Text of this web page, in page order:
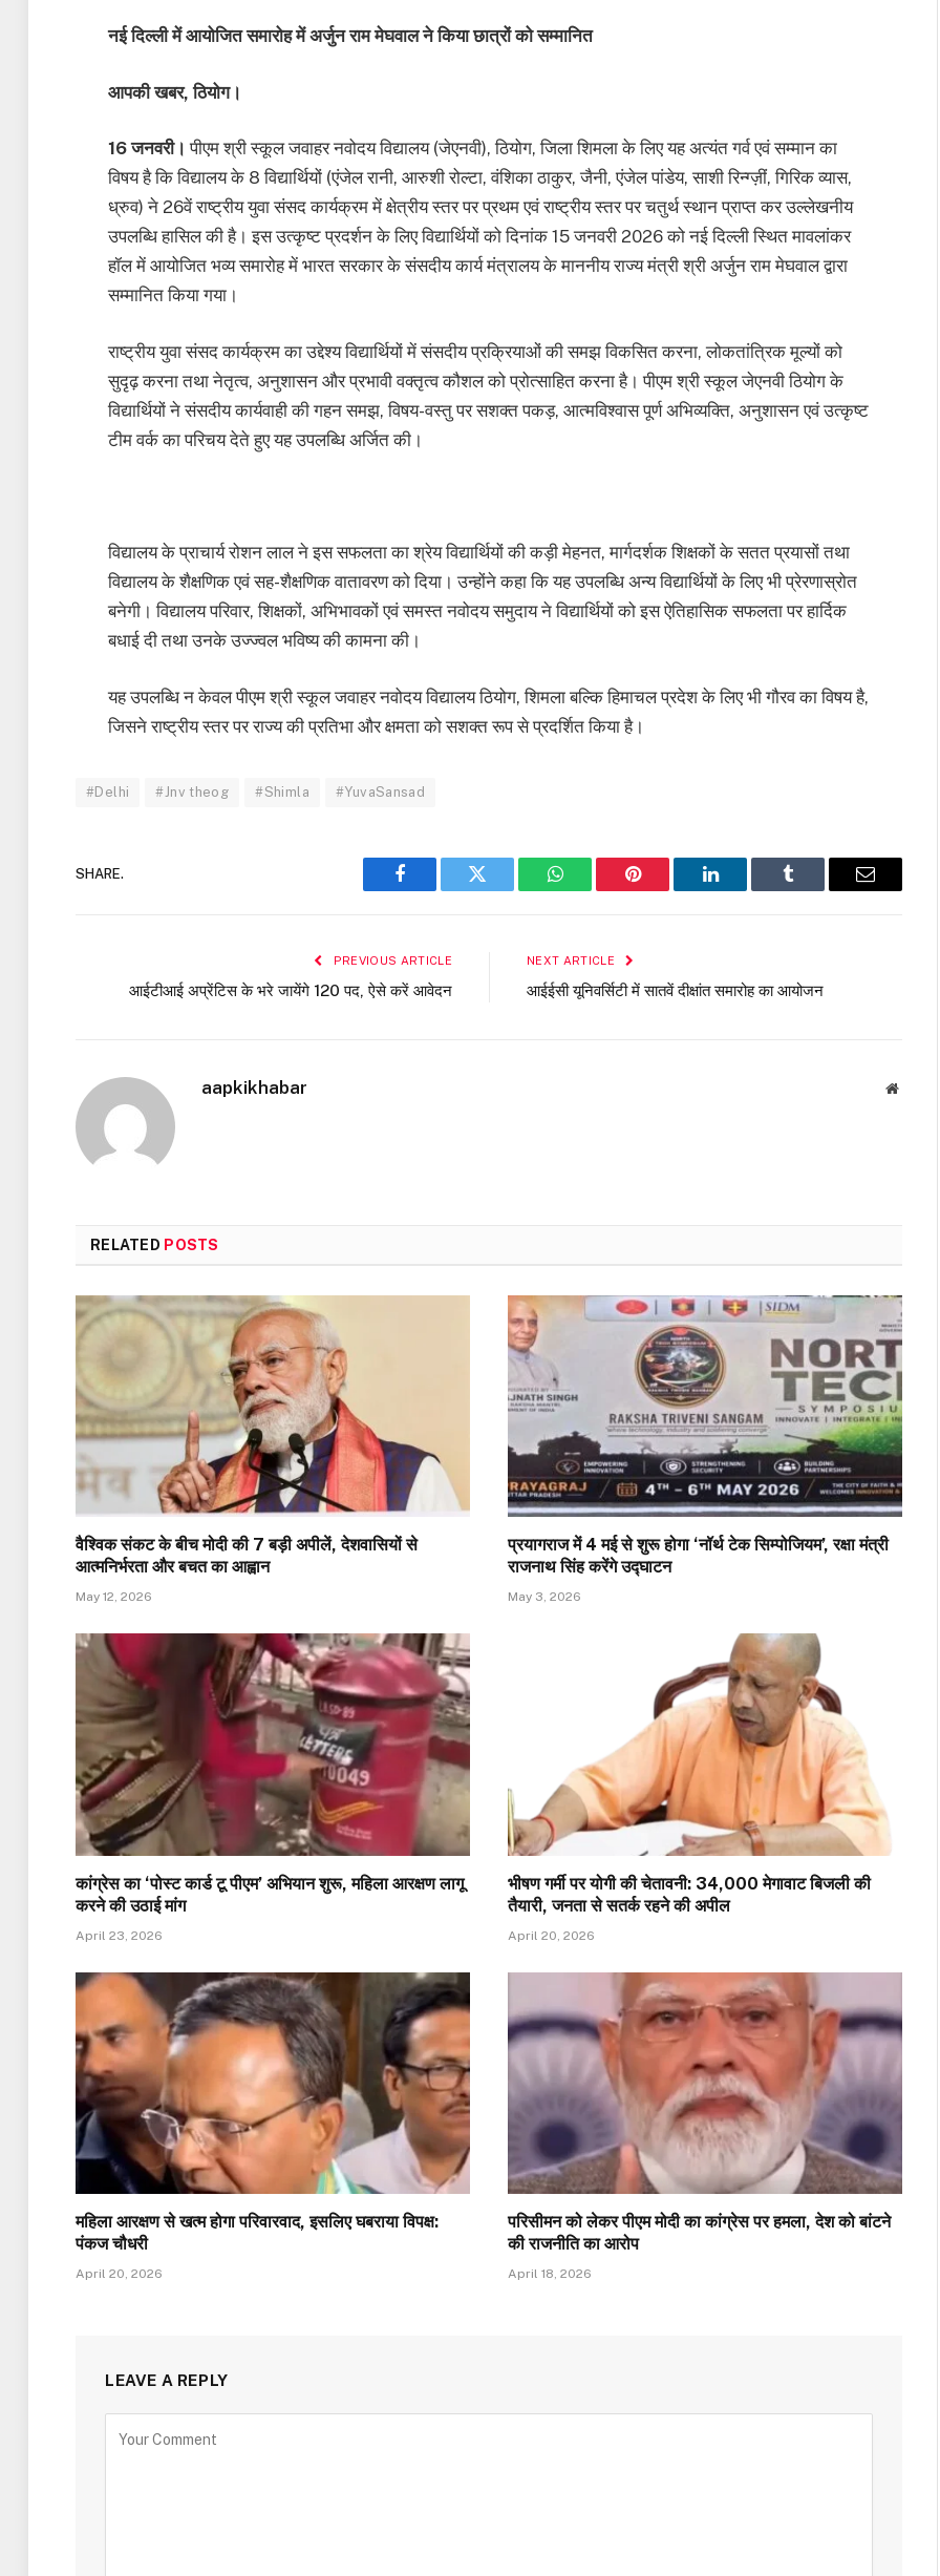
नई दिल्ली में आयोजित समारोह में अर्जुन राम मेघवाल ने किया छात्रों को सम्मानित
आपकी खबर, ठियोग।
16 जनवरी। पीएम श्री स्कूल जवाहर नवोदय विद्यालय (जेएनवी), ठियोग, जिला शिमला के लिए यह अत्यंत गर्व एवं सम्मान का
विषय है कि विद्यालय के 8 विद्यार्थियों (एंजेल रानी, आरुशी रोल्टा, वंशिका ठाकुर, जैनी, एंजेल पांडेय, साशी रिन्ग्ज़ीं, गिरिक व्यास,
ध्रुव) ने 26वें राष्ट्रीय युवा संसद कार्यक्रम में क्षेत्रीय स्तर पर प्रथम एवं राष्ट्रीय स्तर पर चतुर्थ स्थान प्राप्त कर उल्लेखनीय
उपलब्धि हासिल की है। इस उत्कृष्ट प्रदर्शन के लिए विद्यार्थियों को दिनांक 15 जनवरी 2026 को नई दिल्ली स्थित मावलांकर
हॉल में आयोजित भव्य समारोह में भारत सरकार के संसदीय कार्य मंत्रालय के माननीय राज्य मंत्री श्री अर्जुन राम मेघवाल द्वारा
सम्मानित किया गया।
राष्ट्रीय युवा संसद कार्यक्रम का उद्देश्य विद्यार्थियों में संसदीय प्रक्रियाओं की समझ विकसित करना, लोकतांत्रिक मूल्यों को
सुदृढ़ करना तथा नेतृत्व, अनुशासन और प्रभावी वक्तृत्व कौशल को प्रोत्साहित करना है। पीएम श्री स्कूल जेएनवी ठियोग के
विद्यार्थियों ने संसदीय कार्यवाही की गहन समझ, विषय-वस्तु पर सशक्त पकड़, आत्मविश्वास पूर्ण अभिव्यक्ति, अनुशासन एवं उत्कृष्ट
टीम वर्क का परिचय देते हुए यह उपलब्धि अर्जित की।
विद्यालय के प्राचार्य रोशन लाल ने इस सफलता का श्रेय विद्यार्थियों की कड़ी मेहनत, मार्गदर्शक शिक्षकों के सतत प्रयासों तथा
विद्यालय के शैक्षणिक एवं सह-शैक्षणिक वातावरण को दिया। उन्होंने कहा कि यह उपलब्धि अन्य विद्यार्थियों के लिए भी प्रेरणास्रोत
बनेगी। विद्यालय परिवार, शिक्षकों, अभिभावकों एवं समस्त नवोदय समुदाय ने विद्यार्थियों को इस ऐतिहासिक सफलता पर हार्दिक
बधाई दी तथा उनके उज्ज्वल भविष्य की कामना की।
यह उपलब्धि न केवल पीएम श्री स्कूल जवाहर नवोदय विद्यालय ठियोग, शिमला बल्कि हिमाचल प्रदेश के लिए भी गौरव का विषय है,
जिसने राष्ट्रीय स्तर पर राज्य की प्रतिभा और क्षमता को सशक्त रूप से प्रदर्शित किया है।
#Delhi #Jnv theog #Shimla #YuvaSansad
SHARE.
Facebook Twitter WhatsAppPinterest LinkedIn Tumblr Email
PREVIOUS ARTICLE
आईटीआई अप्रेंटिस के भरे जायेंगे 120 पद, ऐसे करें आवेदन
NEXT ARTICLE
आईईसी यूनिवर्सिटी में सातवें दीक्षांत समारोह का आयोजन
aapkikhabar
RELATED POSTS
वैश्विक संकट के बीच मोदी की 7 बड़ी अपीलें, देशवासियों से
आत्मनिर्भरता और बचत का आह्वान
May 12, 2026
प्रयागराज में 4 मई से शुरू होगा ‘नॉर्थ टेक सिम्पोजियम’, रक्षा मंत्री
राजनाथ सिंह करेंगे उद्घाटन
May 3, 2026
कांग्रेस का ‘पोस्ट कार्ड टू पीएम’ अभियान शुरू, महिला आरक्षण लागू
करने की उठाई मांग
April 23, 2026
भीषण गर्मी पर योगी की चेतावनी: 34,000 मेगावाट बिजली की
तैयारी, जनता से सतर्क रहने की अपील
April 20, 2026
महिला आरक्षण से खत्म होगा परिवारवाद, इसलिए घबराया विपक्ष:
पंकज चौधरी
April 20, 2026
परिसीमन को लेकर पीएम मोदी का कांग्रेस पर हमला, देश को बांटने
की राजनीति का आरोप
April 18, 2026
LEAVE A REPLY